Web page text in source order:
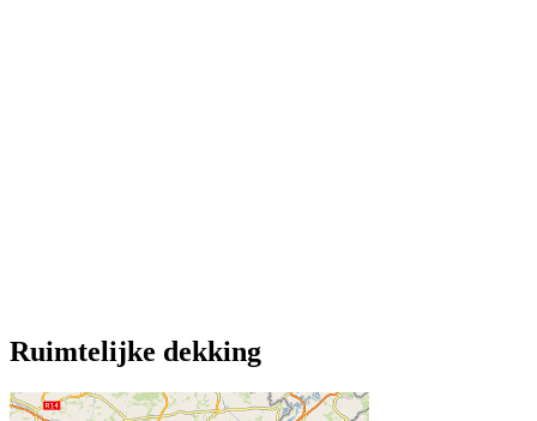
Ruimtelijke dekking